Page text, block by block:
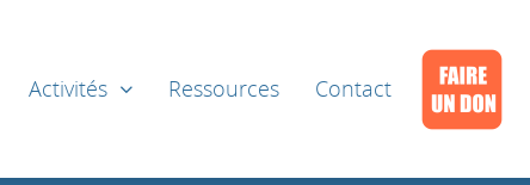
Activités Ressources Contact